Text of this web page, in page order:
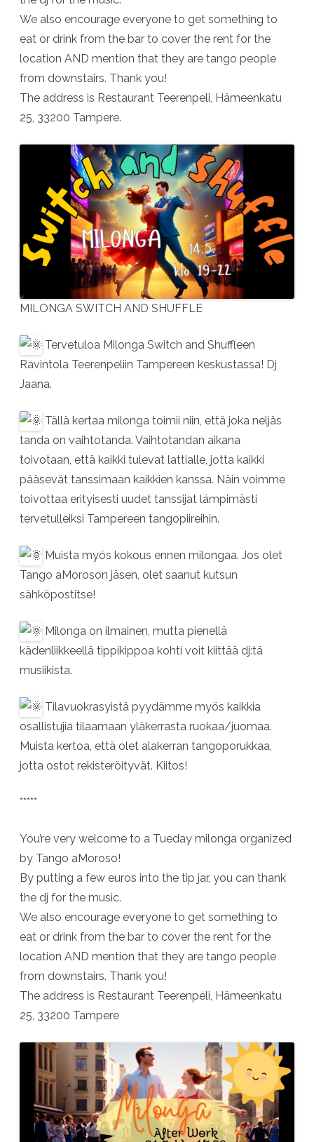
We also encourage everyone to get something to
eat or drink from the bar to cover the rent for the
location AND mention that they are tango people
from downstairs. Thank you!
The address is Restaurant Teerenpeli, Hämeenkatu
25, 33200 Tampere.
MILONGA SWITCH AND SHUFFLE
Tervetuloa Milonga Switch and Shuffleen
Ravintola Teerenpeliin Tampereen keskustassa! Dj
Jaana.
Tällä kertaa milonga toimii niin, että joka neljäs
tanda on vaihtotanda. Vaihtotandan aikana
toivotaan, että kaikki tulevat lattialle, jotta kaikki
pääsevät tanssimaan kaikkien kanssa. Näin voimme
toivottaa erityisesti uudet tanssijat lämpimästi
tervetulleiksi Tampereen tangopiireihin.
Muista myös kokous ennen milongaa. Jos olet
Tango aMoroson jäsen, olet saanut kutsun
sähköpostitse!
Milonga on ilmainen, mutta pienellä
kädenliikkeellä tippikippoa kohti voit kiittää dj:tä
musiikista.
Tilavuokrasyistä pyydämme myös kaikkia
osallistujia tilaamaan yläkerrasta ruokaa/juomaa.
Muista kertoa, että olet alakerran tangoporukkaa,
jotta ostot rekisteröityvät. Kiitos!
*****
You’re very welcome to a Tueday milonga organized
by Tango aMoroso!
By putting a few euros into the tip jar, you can thank
the dj for the music.
We also encourage everyone to get something to
eat or drink from the bar to cover the rent for the
location AND mention that they are tango people
from downstairs. Thank you!
The address is Restaurant Teerenpeli, Hämeenkatu
25, 33200 Tampere